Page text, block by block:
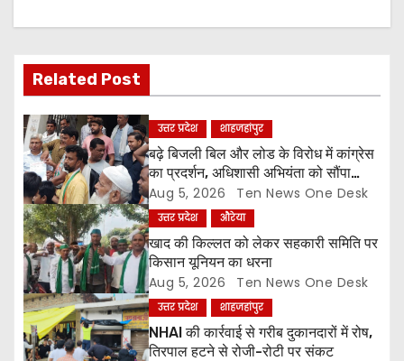
v
i
g
a
t
i
o
n
Related Post
उत्तर प्रदेश शाहजहांपुर
बढ़े बिजली बिल और लोड के विरोध में कांग्रेस
का प्रदर्शन, अधिशासी अभियंता को सौंपा
ज्ञापन
Aug 5, 2026 Ten News One Desk
उत्तर प्रदेश औरेया
खाद की किल्लत को लेकर सहकारी समिति पर
किसान यूनियन का धरना
Aug 5, 2026 Ten News One Desk
उत्तर प्रदेश शाहजहांपुर
NHAI की कार्रवाई से गरीब दुकानदारों में रोष,
तिरपाल हटने से रोजी-रोटी पर संकट